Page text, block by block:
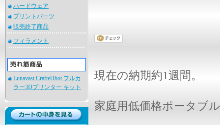
ハードウェア
プリントパーツ
販売終了商品
フィラメント
Lunavast CrafteHbot フルカ
ラー3Dプリンター キット
現在の納期約1週間。
家庭用低価格ポータブ